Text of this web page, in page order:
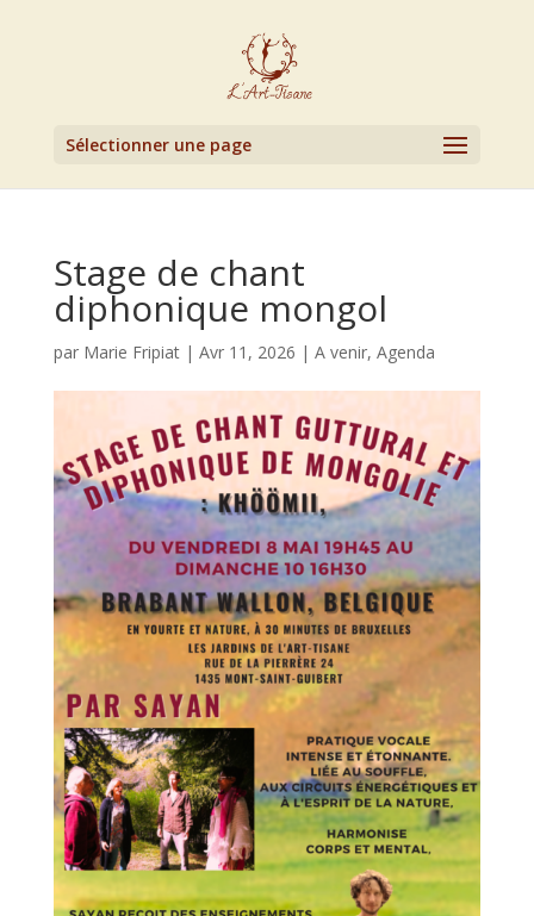
Sélectionner une page
Stage de chant
diphonique mongol
par Marie Fripiat| Avr 11, 2026 | A venir, Agenda